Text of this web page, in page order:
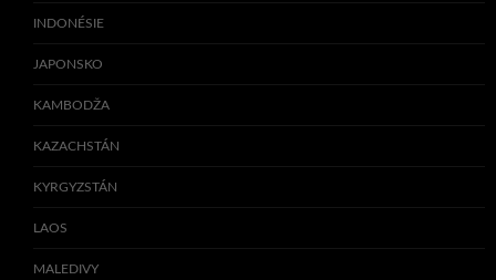
INDONÉSIE
JAPONSKO
KAMBODŽA
KAZACHSTÁN
KYRGYZSTÁN
LAOS
MALEDIVY